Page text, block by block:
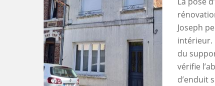
Joseph
intérieur.
du
vérifie
d’enduit